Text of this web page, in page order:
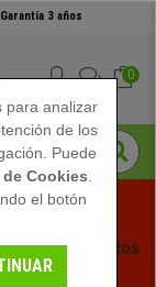
Garantía 3 años
0
Descuentos
Ver Promo
para analizar
de los
Puede
Cookies
el botón